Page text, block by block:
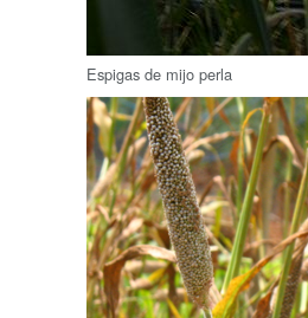
Espigas de mijo perla